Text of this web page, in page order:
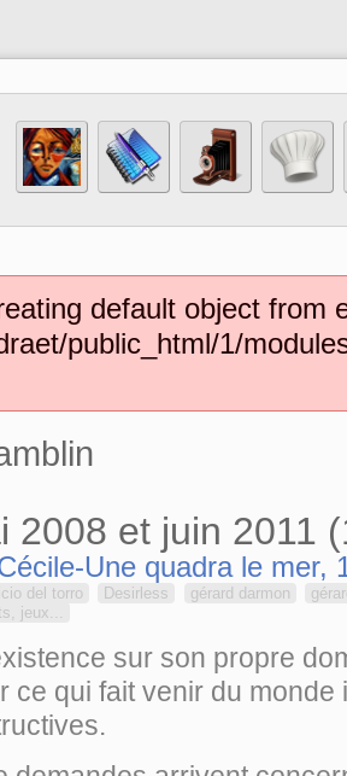
default object from
public_html/1/
2008 et juin 2011
Une quadra le mer,
del torro Desirless gérard darmon
jeux...
sur son propre
ce qui fait venir du